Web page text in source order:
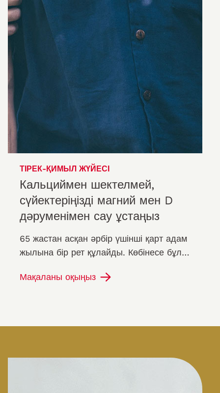
ТІРЕК-ҚИМЫЛ ЖҮЙЕСІ
Кальциймен шектелмей,
сүйектеріңізді магний мен D
дәруменімен сау ұстаңыз
65 жастан асқан әрбір үшінші қарт адам
жылына бір рет құлайды. Көбінесе бұл
зардаптарға әкеледі.
Мақаланы оқыңыз